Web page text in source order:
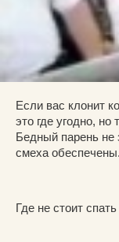
Если вас клонит
это где угодно,
Бедный парень не
смеха обеспечены.
Где не стоит